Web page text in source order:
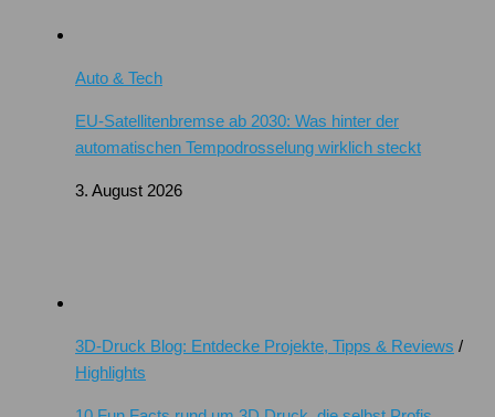
Auto & Tech
EU-Satellitenbremse ab 2030: Was hinter der
automatischen Tempodrosselung wirklich steckt
3. August 2026
3D-Druck Blog: Entdecke Projekte, Tipps & Reviews /
Highlights